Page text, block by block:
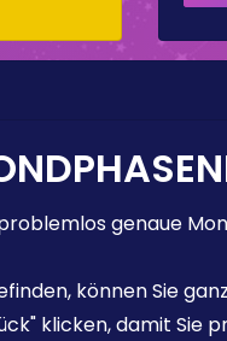
genaue
können Sie
klicken, damit Sie